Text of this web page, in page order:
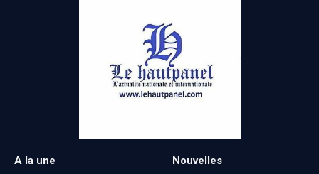
A la une Nouvelles